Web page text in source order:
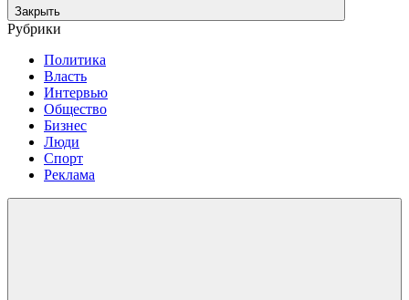
Закрыть
Рубрики
Политика
Власть
Интервью
Общество
Бизнес
Люди
Спорт
Реклама